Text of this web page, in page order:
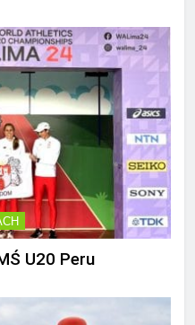
U20 Peru